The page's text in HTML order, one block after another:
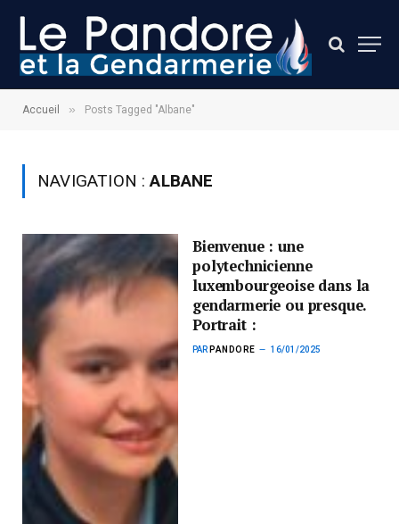
Accueil » Posts Tagged "Albane"
NAVIGATION :ALBANE
Bienvenue : une
polytechnicienne
luxembourgeoise dans la
gendarmerie ou presque.
Portrait :
PAR PANDORE 16/01/2025